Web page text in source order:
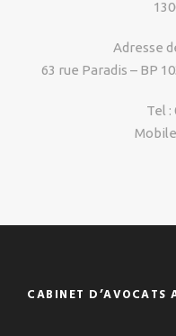
Adresse
63 rue Paradis – BP
Tel :
Mobile
CABINET